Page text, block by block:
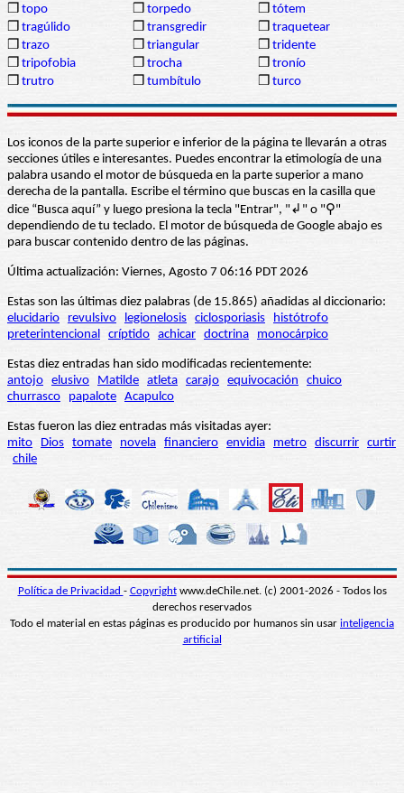
❒ topo ❒ torpedo ❒ tótem
❒ tragúlido ❒ transgredir ❒ traquetear
❒ trazo ❒ triangular ❒ tridente
❒ tripofobia ❒ trocha ❒ tronío
❒ trutro ❒ tumbítulo ❒ turco
Los iconos de la parte superior e inferior de la página te llevarán a otras
secciones útiles e interesantes. Puedes encontrar la etimología de una
palabra usando el motor de búsqueda en la parte superior a mano
derecha de la pantalla. Escribe el término que buscas en la casilla que
dice “Busca aquí” y luego presiona la tecla "Entrar", "↲" o "⚲"
dependiendo de tu teclado. El motor de búsqueda de Google abajo es
para buscar contenido dentro de las páginas.
Última actualización: Viernes, Agosto 7 06:16 PDT 2026
Estas son las últimas diez palabras (de 15.865) añadidas al diccionario:
elucidario
revulsivo legionelosis ciclosporiasis
histótrofo
preterintencional críptido achicar doctrina monocárpico
Estas diez entradas han sido modificadas recientemente:
antojo elusivo Matilde atleta carajo equivocación
chuico
churrasco
papalote Acapulco
Estas fueron las diez entradas más visitadas ayer:
mito
Dios tomate novela financiero envidia metro discurrir curtir
chile
Política de Privacidad - Copyrightwww.deChile.net. (c) 2001-2026 - Todos los
derechos reservados
Todo el material en estas páginas es producido por humanos sin usar inteligencia
artificial